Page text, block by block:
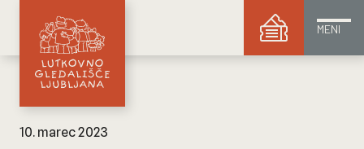
MENI
10. marec 2023